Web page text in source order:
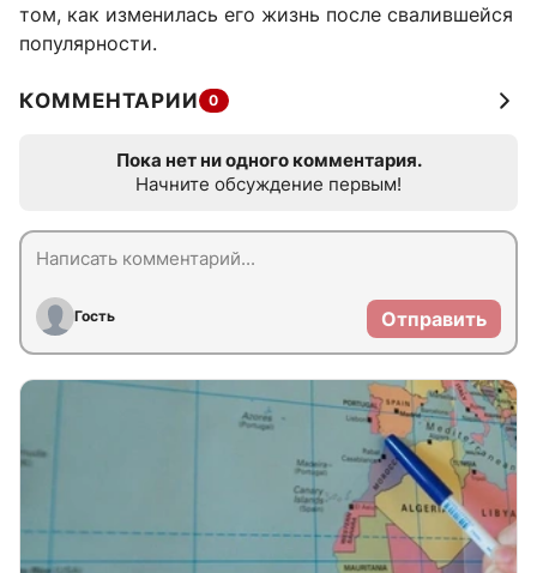
том, как изменилась его жизнь после свалившейся
популярности.
КОММЕНТАРИИ 0
Пока нет ни одного комментария.
Начните обсуждение первым!
Гость Отправить